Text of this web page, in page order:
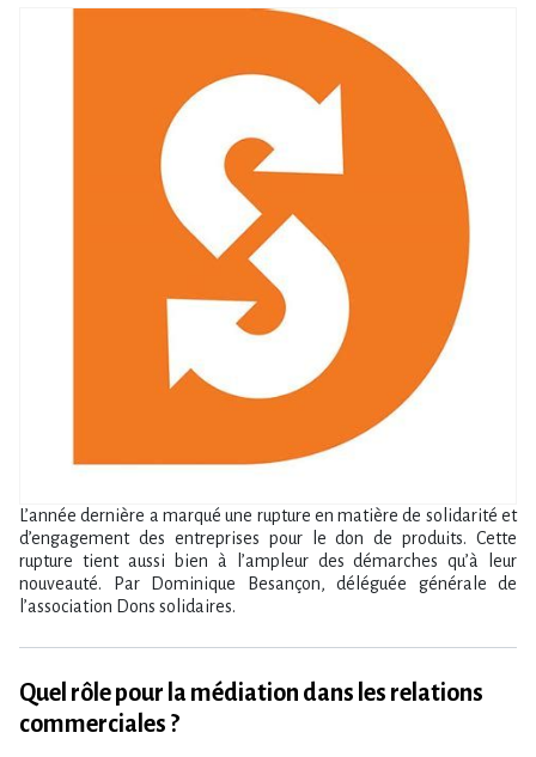
L’année dernière a marqué une rupture en matière de solidarité et
d’engagement des entreprises pour le don de produits. Cette
rupture tient aussi bien à l’ampleur des démarches qu’à leur
nouveauté. Par Dominique Besançon, déléguée générale de
l’association Dons solidaires.
Quel rôle pour la médiation dans les relations
commerciales ?